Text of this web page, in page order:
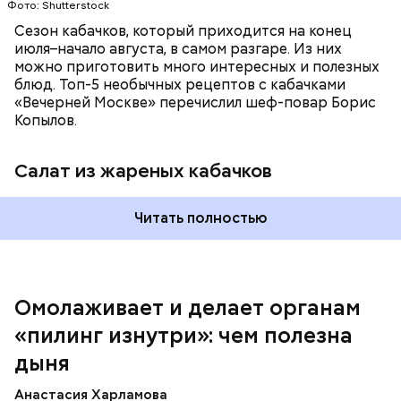
Фото: Shutterstock
Сезон кабачков, который приходится на конец
июля–начало августа, в самом разгаре. Из них
можно приготовить много интересных и полезных
блюд. Топ-5 необычных рецептов с кабачками
«Вечерней Москве» перечислил шеф-повар Борис
Копылов.
Салат из жареных кабачков
Читать полностью
Омолаживает и делает органам
«пилинг изнутри»: чем полезна
дыня
Анастасия Харламова
кремний — укрепляет кости, зубы, волосы и
ногти и оказывает омолаживающее действие;
клетчатка — достаточно нежная и забирает
излишки холестерина, сахара и соли тяжелых
фолиевая кислота (в большом количестве) —
она необходима беременным женщинам,
Вред дыни
А врач-эндокринолог Алексей Калинчев рассказал,
что существует множество блюд, где используют